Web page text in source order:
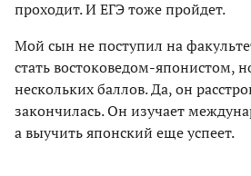
проходит. И ЕГЭ тоже пройдет.
Мой сын не поступил на
стать востоковедом-японистом,
нескольких баллов. Да, он
закончилась. Он изучает
а выучить японский еще успеет.